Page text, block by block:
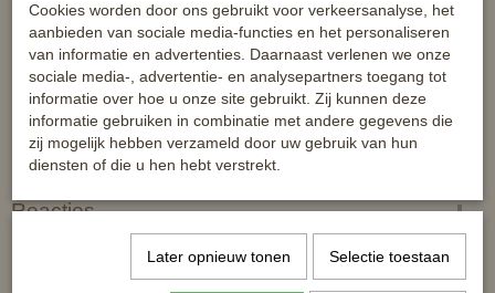
S 16cm
M 18cm
L 20cm
Maten zijn rond gemeten, doordat het product flexibel is zal hij
meevormen naar de hoofd en kauwbeweging van het paard of de
pony.
Reacties
Cookies worden door ons gebruikt voor verkeersanalyse, het
aanbieden van sociale media-functies en het personaliseren
van informatie en advertenties. Daarnaast verlenen we onze
sociale media-, advertentie- en analysepartners toegang tot
informatie over hoe u onze site gebruikt. Zij kunnen deze
informatie gebruiken in combinatie met andere gegevens die
zij mogelijk hebben verzameld door uw gebruik van hun
diensten of die u hen hebt verstrekt.
Later opnieuw tonen Selectie toestaan